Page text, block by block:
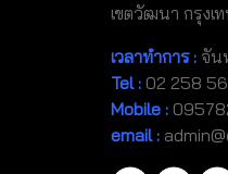
เขตวัฒนา กรุงเ
เวลาทำการ : จัน
Tel : 02 258
Mobile :
email :